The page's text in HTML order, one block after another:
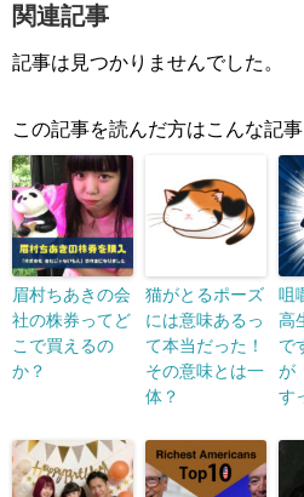
関連記事
記事は見つかりませんでした。
この記事を読んだ方はこんな記
眉村ちあきの会
社の株券ってど
こで買えるの
か？
猫がとるポーズ
には意味あるっ
て本当だった！
その意味とは一
体？
咀
高
で
が
す